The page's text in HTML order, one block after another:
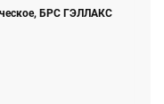
БРС ГЭЛЛАКС